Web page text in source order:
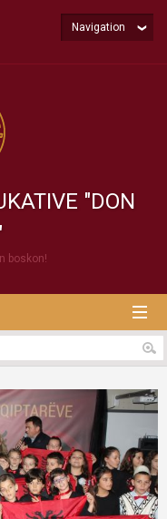
"DON
boskon!
Navigation